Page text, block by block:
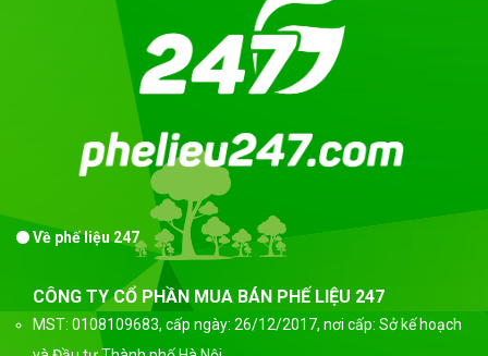
Về phế liệu 247
CÔNG TY CỔ PHẦN MUA BÁN PHẾ LIỆU 247
MST: 0108109683, cấp ngày: 26/12/2017, nơi cấp: Sở kế hoạch